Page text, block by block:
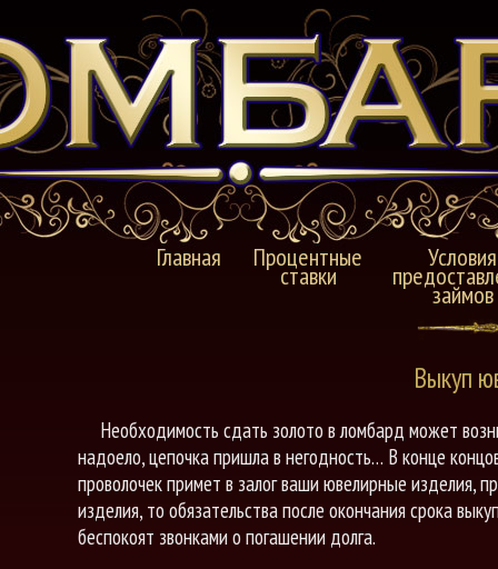
Главная Процентные
ставки
Условия
займов
Выкуп
Необходимость сдать золото в ломбард может
надоело, цепочка пришла в негодность… В конце
проволочек примет в залог ваши ювелирные изделия,
изделия, то обязательства после окончания срока
беспокоят звонками о погашении долга.